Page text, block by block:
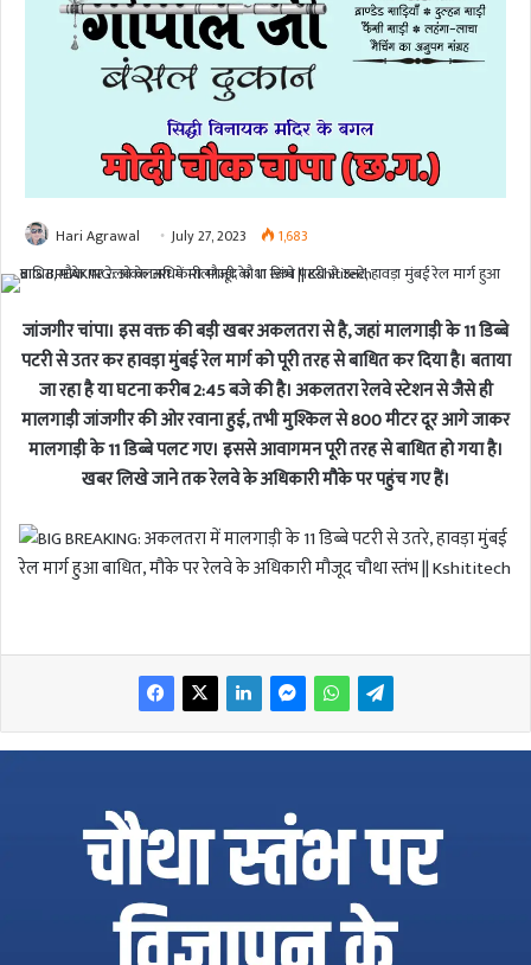
Hari Agrawal July 27, 2023 1,683
जांजगीर चांपा। इस वक्त की बड़ी खबर अकलतरा से है, जहां मालगाड़ी के 11 डिब्बे
पटरी से उतर कर हावड़ा मुंबई रेल मार्ग को पूरी तरह से बाधित कर दिया है। बताया
जा रहा है या घटना करीब 2:45 बजे की है। अकलतरा रेलवे स्टेशन से जैसे ही
मालगाड़ी जांजगीर की ओर रवाना हुई, तभी मुश्किल से 800 मीटर दूर आगे जाकर
मालगाड़ी के 11 डिब्बे पलट गए। इससे आवागमन पूरी तरह से बाधित हो गया है।
खबर लिखे जाने तक रेलवे के अधिकारी मौके पर पहुंच गए हैं।